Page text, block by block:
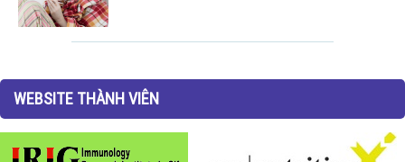
WEBSITE THÀNH VIÊN